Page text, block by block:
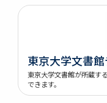
東京大学文書
東京大学文書館が所蔵す
できます。